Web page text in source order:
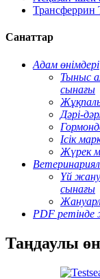
Трансферрин
Санаттар
Адам өнімдері
Тыныс
сынағы
Дәрі-
Ісік
Жүрек
Үй
сынағы
PDF
Таңдаулы